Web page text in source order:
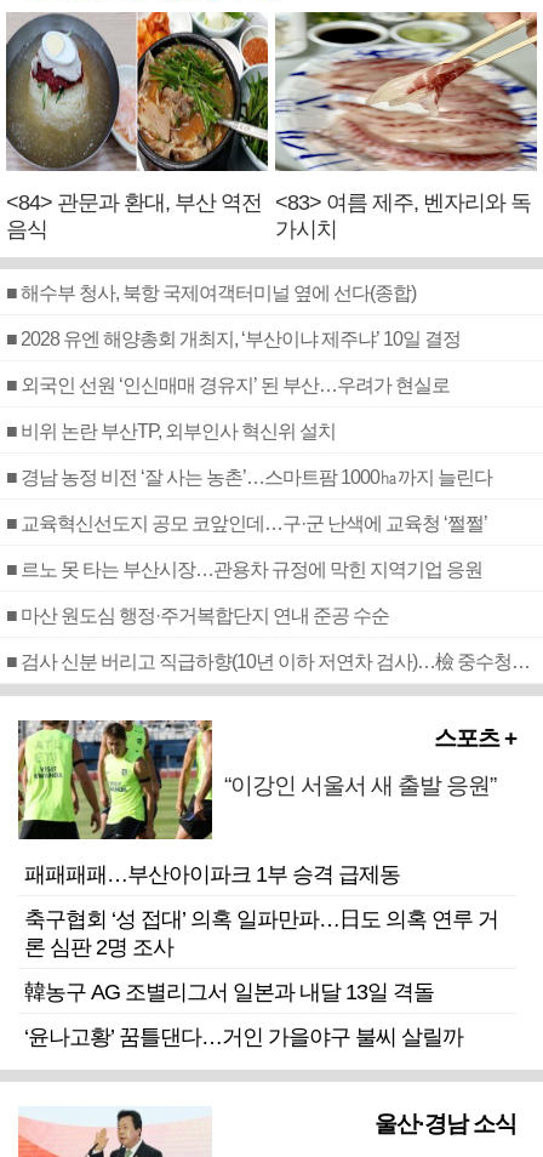
<84> 관문과 환대, 부산 역전
음식
<83> 여름 제주, 벤자리와 독
가시치
■ 해수부 청사, 북항 국제여객터미널 옆에 선다(종합)
■ 2028 유엔 해양총회 개최지, ‘부산이냐 제주냐’ 10일 결정
■ 외국인 선원 ‘인신매매 경유지’ 된 부산…우려가 현실로
■ 비위 논란 부산TP, 외부인사 혁신위 설치
■ 경남 농정 비전 ‘잘 사는 농촌’…스마트팜 1000㏊까지 늘린다
■ 교육혁신선도지 공모 코앞인데…구·군 난색에 교육청 ‘쩔쩔’
■ 르노 못 타는 부산시장…관용차 규정에 막힌 지역기업 응원
■ 마산 원도심 행정·주거복합단지 연내 준공 수순
■ 검사 신분 버리고 직급하향(10년 이하 저연차 검사)…檢 중수청행 기피
스포츠 +
“이강인 서울서 새 출발 응원”
패패패패…부산아이파크 1부 승격 급제동
축구협회 ‘성 접대’ 의혹 일파만파…日도 의혹 연루 거
론 심판 2명 조사
韓농구 AG 조별리그서 일본과 내달 13일 격돌
‘윤나고황’ 꿈틀댄다…거인 가을야구 불씨 살릴까
울산·경남 소식